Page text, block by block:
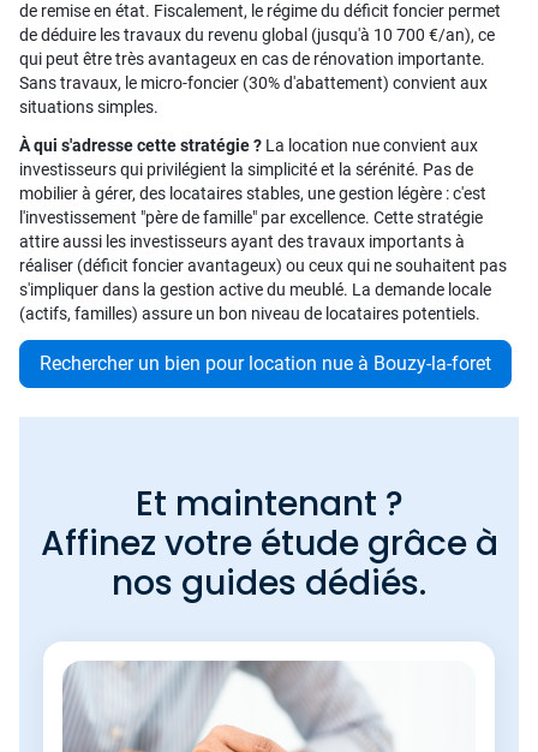
de remise en état. Fiscalement, le régime du déficit foncier permet
de déduire les travaux du revenu global (jusqu'à 10 700 €/an), ce
qui peut être très avantageux en cas de rénovation importante.
Sans travaux, le micro-foncier (30% d'abattement) convient aux
situations simples.
À qui s'adresse cette stratégie ? La location nue convient aux
investisseurs qui privilégient la simplicité et la sérénité. Pas de
mobilier à gérer, des locataires stables, une gestion légère : c'est
l'investissement "père de famille" par excellence. Cette stratégie
attire aussi les investisseurs ayant des travaux importants à
réaliser (déficit foncier avantageux) ou ceux qui ne souhaitent pas
s'impliquer dans la gestion active du meublé. La demande locale
(actifs, familles) assure un bon niveau de locataires potentiels.
Rechercher un bien pour location nue à Bouzy-la-foret
Et maintenant ?
Affinez votre étude grâce à
nos guides dédiés.